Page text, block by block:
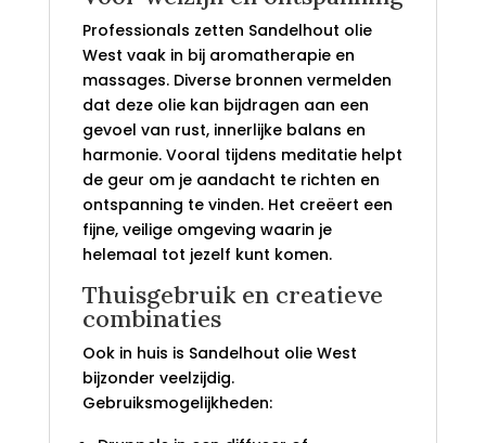
Professionals zetten Sandelhout olie
West vaak in bij aromatherapie en
massages. Diverse bronnen vermelden
dat deze olie kan bijdragen aan een
gevoel van rust, innerlijke balans en
harmonie. Vooral tijdens meditatie helpt
de geur om je aandacht te richten en
ontspanning te vinden. Het creëert een
fijne, veilige omgeving waarin je
helemaal tot jezelf kunt komen.
Thuisgebruik en creatieve
combinaties
Ook in huis is Sandelhout olie West
bijzonder veelzijdig.
Gebruiksmogelijkheden: